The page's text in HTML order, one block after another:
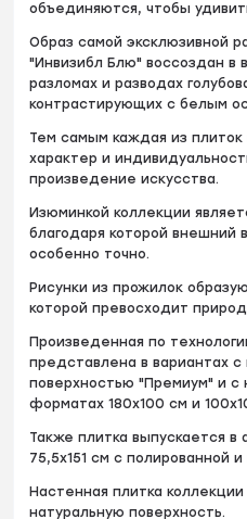
объединяются, чтобы
Образ самой эксклюзивной
"Инвизибл Блю" воссоздан в
разломах и разводах
контрастирующих с белым
Тем самым каждая из плиток
характер и
произведение искусства.
Изюминкой коллекции
благодаря которой
особенно точно.
Рисунки из прожилок
которой превосходит
Произведенная по
представлена в вариантах с
поверхностью "Премиум" и с
форматах 180x100 см и
Также плитка выпускается
75,5x151 см с полированной
Настенная плитка
натуральную поверхность.